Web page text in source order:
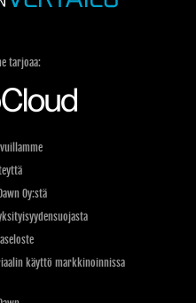
tarjoaa:
Oy:stä
käyttö markkinoinnissa